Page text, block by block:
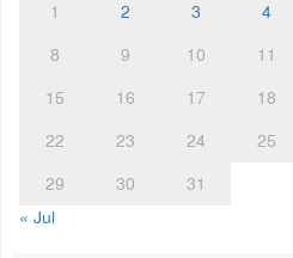
1 2 3 4
8
9 10 11
15
16 17 18
22
23 24 25
29
30
31
« Jul